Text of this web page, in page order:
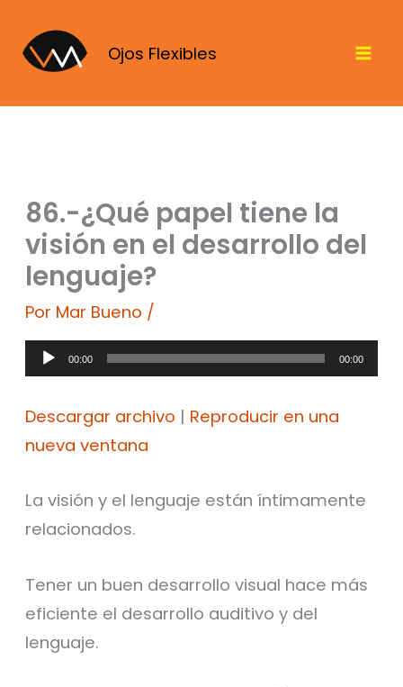
contenido
Ojos Flexibles
86.-¿Qué papel tiene la
visión en el desarrollo del
lenguaje?
Por Mar Bueno /
Reproductor
de
audio
00:00 00:00
Descargar archivo | Reproducir en una
nueva ventana
La visión y el lenguaje están íntimamente
relacionados.
Tener un buen desarrollo visual hace más
eficiente el desarrollo auditivo y del
lenguaje.